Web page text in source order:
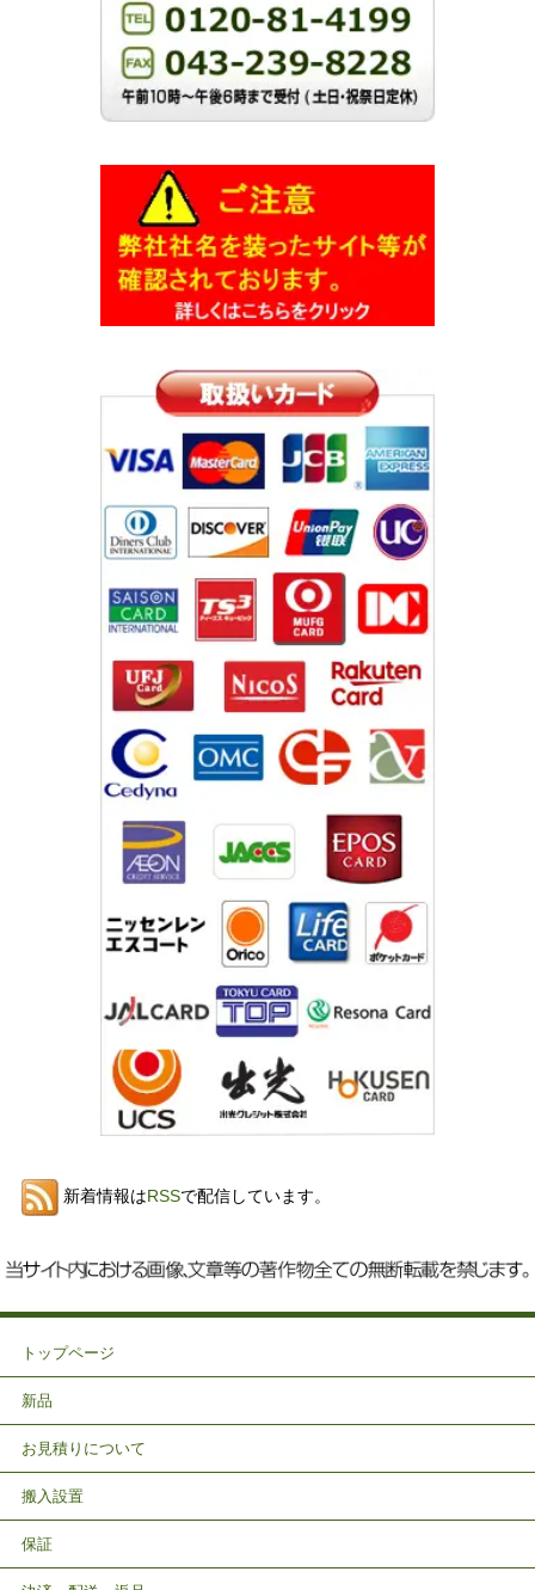
新着情報はRSSで配信しています。
トップページ
新品
お見積りについて
搬入設置
保証